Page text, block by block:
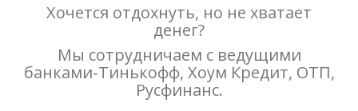
Хочется отдохнуть, но не хватает
денег?
Мы сотрудничаем с ведущими
банками-Тинькофф, Хоум Кредит, ОТП,
Русфинанс.